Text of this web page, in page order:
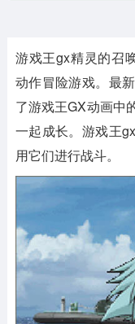
系统工具
游戏王gx精灵的召
动作冒险游戏。最
了游戏王GX动画中
一起成长。游戏王
用它们进行战斗。